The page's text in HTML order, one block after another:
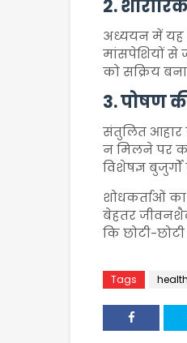
2.
अध्ययन में यह
मांसपेशियों से
को सक्रिय
3. पोषण
संतुलित आहार
न मिलने पर
विशेषज्ञ
शोधकर्ताओं
बेहतर
कि छोटी-
Tags health